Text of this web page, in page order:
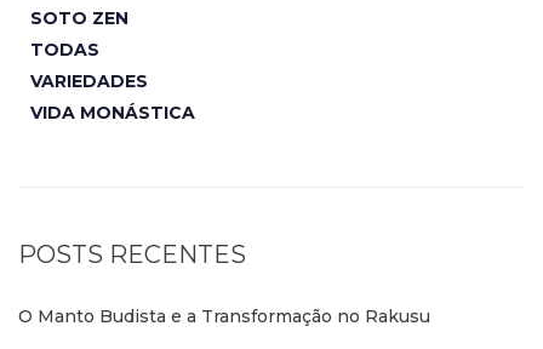
SOTO ZEN
TODAS
VARIEDADES
VIDA MONÁSTICA
POSTS RECENTES
O Manto Budista e a Transformação no Rakusu